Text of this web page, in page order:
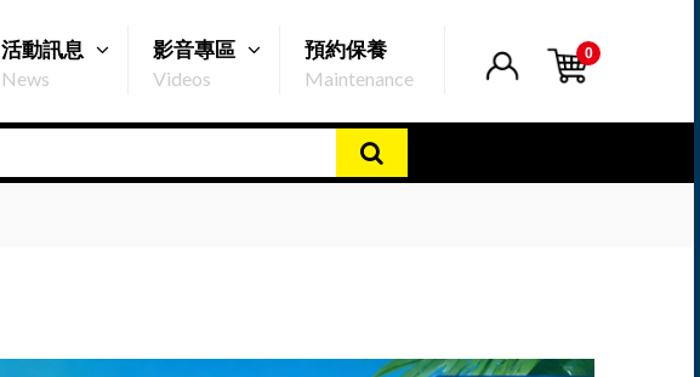
0
活動訊息
News
影音專區
Videos
預約保養
Maintenance